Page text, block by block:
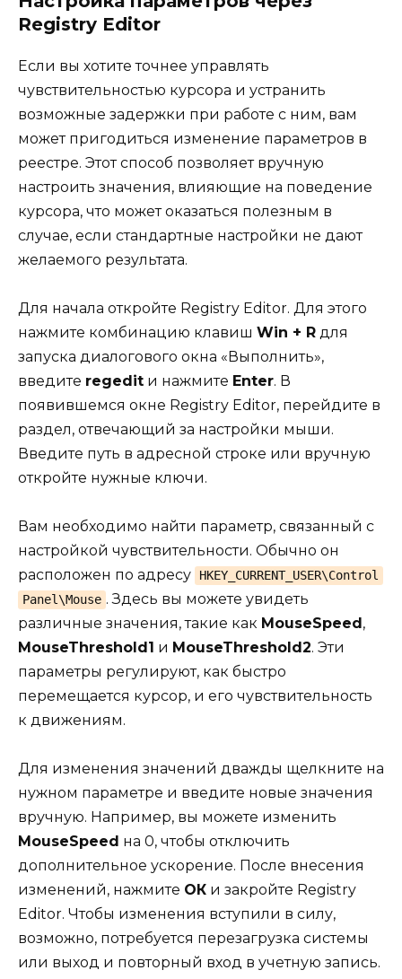
Registry Editor
Если вы хотите точнее управлять
чувствительностью курсора и устранить
возможные задержки при работе с ним, вам
может пригодиться изменение параметров в
реестре. Этот способ позволяет вручную
настроить значения, влияющие на поведение
курсора, что может оказаться полезным в
случае, если стандартные настройки не дают
желаемого результата.
Для начала откройте Registry Editor. Для этого
нажмите комбинацию клавиш Win + R для
запуска диалогового окна «Выполнить»,
введите regedit и нажмите Enter. В
появившемся окне Registry Editor, перейдите в
раздел, отвечающий за настройки мыши.
Введите путь в адресной строке или вручную
откройте нужные ключи.
Вам необходимо найти параметр, связанный с
настройкой чувствительности. Обычно он
расположен по адресу
HKEY_CURRENT_USER\Control
Panel\Mouse . Здесь вы можете увидеть
различные значения, такие как MouseSpeed,
MouseThreshold1 и MouseThreshold2. Эти
параметры регулируют, как быстро
перемещается курсор, и его чувствительность
к движениям.
Для изменения значений дважды щелкните на
нужном параметре и введите новые значения
вручную. Например, вы можете изменить
MouseSpeed на 0, чтобы отключить
дополнительное ускорение. После внесения
изменений, нажмите ОК и закройте Registry
Editor. Чтобы изменения вступили в силу,
возможно, потребуется перезагрузка системы
или выход и повторный вход в учетную запись.